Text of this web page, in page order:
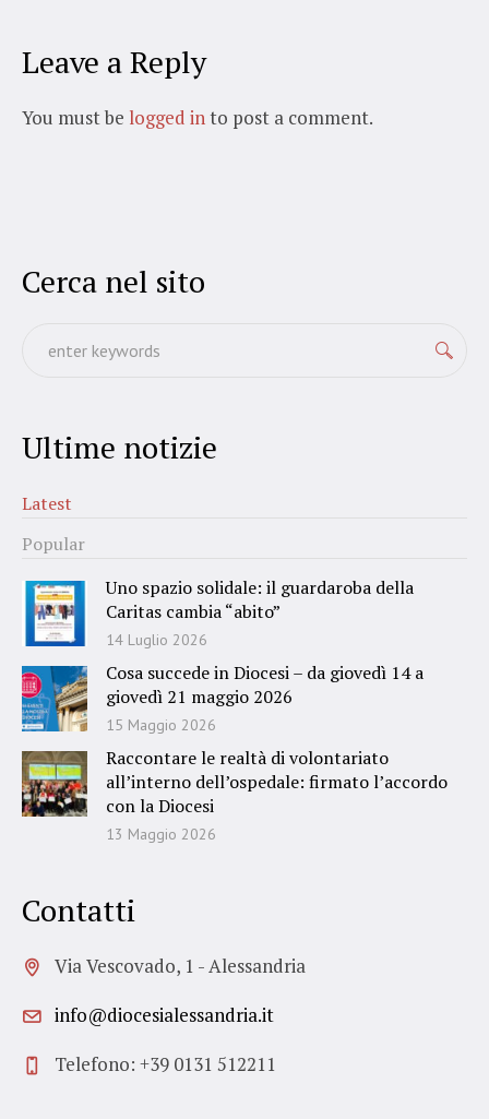
Leave a Reply
You must be logged into post a comment.
Cerca nel sito
Ultime notizie
Latest
Popular
Uno spazio solidale: il guardaroba della
Caritas cambia “abito”
14 Luglio 2026
Cosa succede in Diocesi – da giovedì 14 a
giovedì 21 maggio 2026
15 Maggio 2026
Raccontare le realtà di volontariato
all’interno dell’ospedale: firmato l’accordo
con la Diocesi
13 Maggio 2026
Contatti
Via Vescovado, 1 - Alessandria
info@diocesialessandria.it
Telefono: +39 0131 512211